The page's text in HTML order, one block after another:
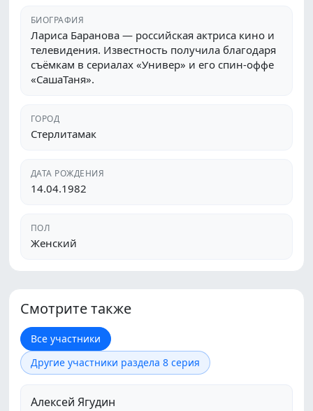
БИОГРАФИЯ
Лариса Баранова — российская актриса кино и
телевидения. Известность получила благодаря
съёмкам в сериалах «Универ» и его спин-оффе
«СашаТаня».
ГОРОД
Стерлитамак
ДАТА РОЖДЕНИЯ
14.04.1982
ПОЛ
Женский
Смотрите также
Все участники
Другие участники раздела 8 серия
Алексей Ягудин